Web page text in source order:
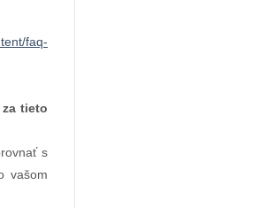
faq-
tieto
s
vašom